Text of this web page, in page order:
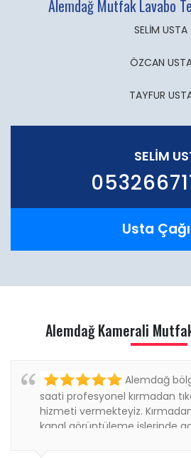
Alemdağ Mutfak Lavabo
SELİM USTA
ÖZCAN
TAYFUR
SELİM
Usta
Alemdağ Kamerali
Alemdağ
saati profesyonel kırmadan
hizmeti vermekteyiz.
kanal görüntüleme işlerinde